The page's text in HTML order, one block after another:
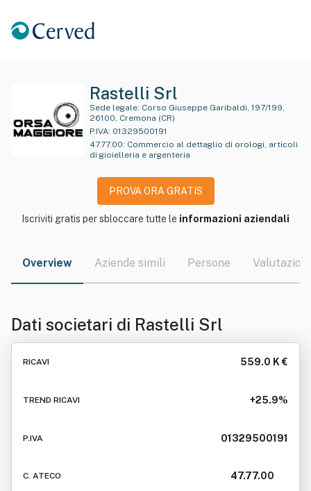
Rastelli Srl
Sede legale:
26100, Cremona (CR)
P.IVA: 01329500191
47.77.00: Commercio al dettaglio di orologi, articoli
di gioielleria e argenteria
PROVA ORA GRATIS
Iscriviti gratis per sbloccare tutte le informazioni aziendali
Overview Aziende simili Persone Valutazioni
Dati societari di Rastelli Srl
RICAVI 559.0 K €
TREND RICAVI +25.9%
P.IVA 01329500191
C. ATECO 47.77.00